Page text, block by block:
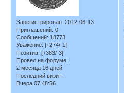
Зарегистрирован: 2012-06-13
Приглашений: 0
Сообщений: 18773
Уважение: [+274/-1]
Позитив: [+383/-3]
Провел на форуме:
2 месяца 16 дней
Последний визит:
Вчера 07:48:56